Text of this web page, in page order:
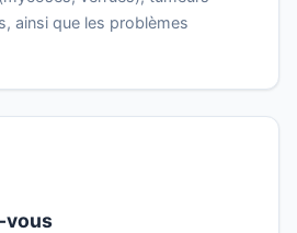
ainsi que les problèmes
vous